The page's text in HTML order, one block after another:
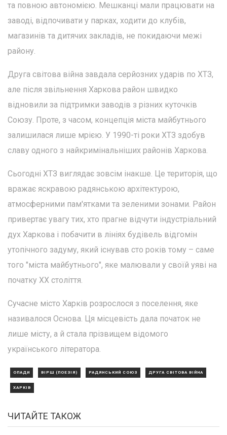
та повною автономією. Мешканці мали працювати на
заводі, відпочивати у парках, ходити до клубів,
магазинів та дитячих закладів, не покидаючи межі
району.
Друга світова війна завдала серйозних ударів по ХТЗ,
але після звільнення Харкова район швидко
відновили за підтримки заводів з різних куточків
Союзу. Проте, з часом, концепція міста майбутнього
залишилася лише мрією. У 1990-ті роки ХТЗ здобув
славу одного з найкримінальніших районів Харкова.
Сьогодні ХТЗ виглядає зовсім інакше. Це територія, що
вражає яскравою радянською архітектурою,
атмосферними пам'ятками та зеленими зонами. Район
привертає увагу тих, хто прагне відчути індустріальний
дух Харкова і побачити в лініях будівель відгомін
утопічного задуму, який існував сто років тому – саме
того "міста майбутнього", яке малювали у своїй уяві на
початку XX століття.
Сучасне місто Харків розрослося з поселення, яке
називалося Основа. Ця місцевість дала початок не
лише місту, а й стала прізвищем відомого
українського літератора.
ОПАДИ ВІРШ (ПОЕЗІЯ) РАДЯНСЬКИЙ СОЮЗ ДРУГА СВІТОВА ВІЙНА
ХАРКІВ
ЧИТАЙТЕ ТАКОЖ